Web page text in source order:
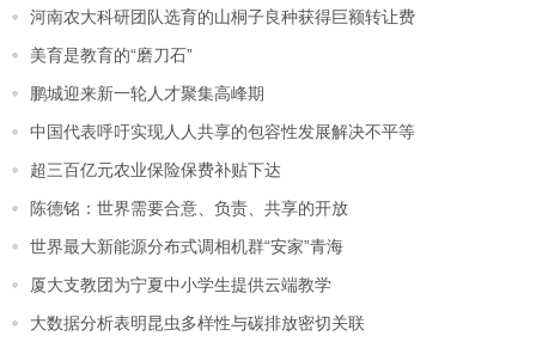
河南农大科研团队选育的山桐子良种获得巨额转让费
美育是教育的“磨刀石”
鹏城迎来新一轮人才聚集高峰期
中国代表呼吁实现人人共享的包容性发展解决不平等
超三百亿元农业保险保费补贴下达
陈德铭：世界需要合意、负责、共享的开放
世界最大新能源分布式调相机群“安家”青海
厦大支教团为宁夏中小学生提供云端教学
大数据分析表明昆虫多样性与碳排放密切关联